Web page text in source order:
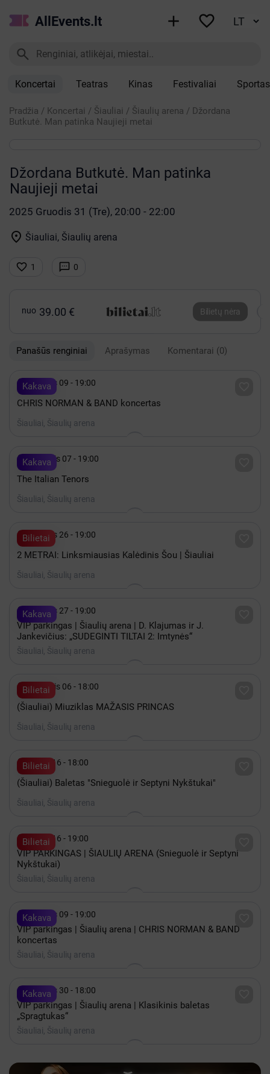
AllEvents.lt  

Koncertai Teatras Kinas Festivaliai Sportas
Pradžia / Koncertai / Šiauliai / Šiaulių arena / Džordana
Butkutė. Man patinka Naujieji metai
Džordana Butkutė. Man patinka
Naujieji metai
2025 Gruodis 31 (Tre), 20:00 - 22:00
 Šiauliai, Šiaulių arena
 1  0
nuo 39.00 € Bilietų nėra
Panašūs renginiai Aprašymas Komentarai (0)
Kakava
 Gruodis 09 - 19:00
CHRIS NORMAN & BAND koncertas
Šiauliai, Šiaulių arena
Kakava
 Lapkritis 07 - 19:00
The Italian Tenors
Šiauliai, Šiaulių arena
Bilietai
 Gruodis 26 - 19:00
2 METRAI: Linksmiausias Kalėdinis Šou | Šiauliai
Šiauliai, Šiaulių arena
Kakava
 Gruodis 27 - 19:00
VIP parkingas | Šiaulių arena | D. Klajumas ir J.
Jankevičius: „SUDEGINTI TILTAI 2: Imtynės“
Šiauliai, Šiaulių arena
Bilietai
 Lapkritis 06 - 18:00
(Šiauliai) Miuziklas MAŽASIS PRINCAS
Šiauliai, Šiaulių arena
Bilietai
 Spalis 16 - 18:00
(Šiauliai) Baletas "Snieguolė ir Septyni Nykštukai"
Šiauliai, Šiaulių arena
Bilietai
 Spalis 16 - 19:00
VIP PARKINGAS | ŠIAULIŲ ARENA (Snieguolė ir Septyni
Nykštukai)
Šiauliai, Šiaulių arena
Kakava
 Gruodis 09 - 19:00
VIP parkingas | Šiaulių arena | CHRIS NORMAN & BAND
koncertas
Šiauliai, Šiaulių arena
Kakava
 Gruodis 30 - 18:00
VIP parkingas | Šiaulių arena | Klasikinis baletas
„Spragtukas“
Šiauliai, Šiaulių arena